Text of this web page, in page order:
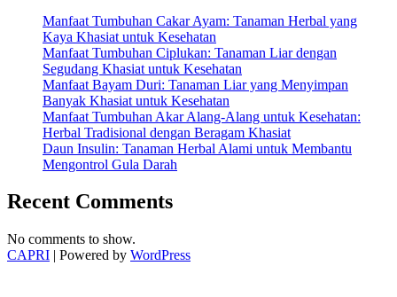
Kecantikan”
Manfaat Tumbuhan Cakar Ayam: Tanaman Herbal yang
Kaya Khasiat untuk Kesehatan
Manfaat Tumbuhan Ciplukan: Tanaman Liar dengan
Segudang Khasiat untuk Kesehatan
Manfaat Bayam Duri: Tanaman Liar yang Menyimpan
Banyak Khasiat untuk Kesehatan
Manfaat Tumbuhan Akar Alang-Alang untuk Kesehatan:
Herbal Tradisional dengan Beragam Khasiat
Daun Insulin: Tanaman Herbal Alami untuk Membantu
Mengontrol Gula Darah
Recent Comments
No comments to show.
CAPRI | Powered by WordPress